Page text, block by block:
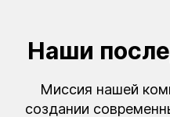
Наши
Миссия нашей
создании